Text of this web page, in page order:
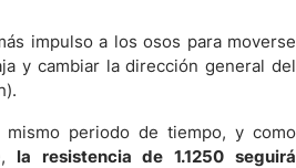
impulso a los osos para moverse
y cambiar la dirección general del
periodo de tiempo, y como
la resistencia de 1.1250 seguirá